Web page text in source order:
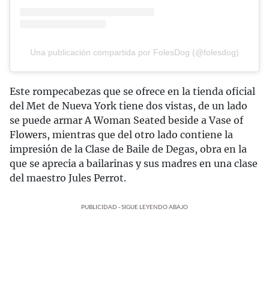
Una publicación compartida por FolesDog (@folesdog)
Este rompecabezas que se ofrece en la tienda oficial
del Met de Nueva York tiene dos vistas, de un lado
se puede armar A Woman Seated beside a Vase of
Flowers, mientras que del otro lado contiene la
impresión de la Clase de Baile de Degas, obra en la
que se aprecia a bailarinas y sus madres en una clase
del maestro Jules Perrot.
PUBLICIDAD - SIGUE LEYENDO ABAJO